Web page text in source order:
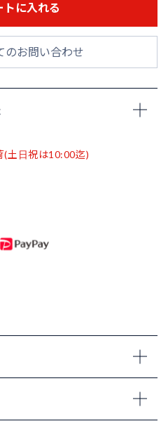
トに入れる
のお問い合わせ
(土日祝は10:00迄)